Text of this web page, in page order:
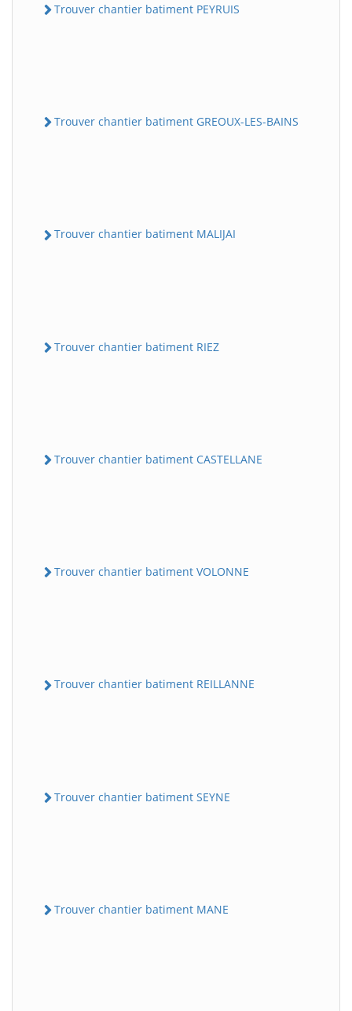
Trouver chantier batiment PEYRUIS
Trouver chantier batiment GREOUX-LES-BAINS
Trouver chantier batiment MALIJAI
Trouver chantier batiment RIEZ
Trouver chantier batiment CASTELLANE
Trouver chantier batiment VOLONNE
Trouver chantier batiment REILLANNE
Trouver chantier batiment SEYNE
Trouver chantier batiment MANE